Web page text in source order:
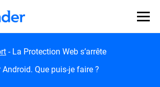
- La Protection Web s’arrête
Que puis-je faire ?